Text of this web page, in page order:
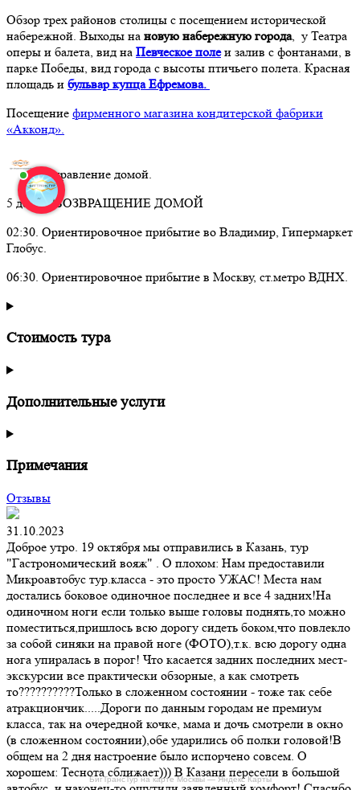
Обзор трех районов столицы с посещением исторической
набережной. Выходы на новую набережную города, у Театра
оперы и балета, вид на Певческое поле и залив с фонтанами, в
парке Победы, вид города с высоты птичьего полета. Красная
площадь и бульвар купца Ефремова.
Посещение фирменного магазина кондитерской фабрики
«Акконд».
Отправление домой.
5 день – ВОЗВРАЩЕНИЕ ДОМОЙ
02:30. Ориентировочное прибытие во Владимир, Гипермаркет
Глобус.
06:30. Ориентировочное прибытие в Москву, ст.метро ВДНХ.
Стоимость тура
Дополнительные услуги
Примечания
Отзывы
31.10.2023
Доброе утро. 19 октября мы отправились в Казань, тур
"Гастрономический вояж" . О плохом: Нам предоставили
Микроавтобус тур.класса - это просто УЖАС! Места нам
достались боковое одиночное последнее и все 4 задних!На
одиночном ноги если только выше головы поднять,то можно
поместиться,пришлось всю дорогу сидеть боком,что повлекло
за собой синяки на правой ноге (ФОТО),т.к. всю дорогу одна
нога упиралась в порог! Что касается задних последних мест-
экскурсии все практически обзорные, а как смотреть
то??????????Только в сложенном состоянии - тоже так себе
атракциончик.....Дороги по данным городам не премиум
класса, так на очередной кочке, мама и дочь смотрели в окно
(в сложенном состоянии),обе ударились об полки головой!В
общем на 2 дня настроение было испорчено совсем. О
хорошем: Теснота сближает))) В Казани пересели в большой
БигТрансТур на карте Москвы — Яндекс Карты